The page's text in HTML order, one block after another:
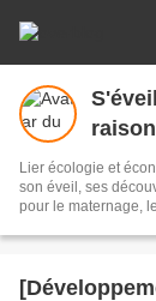
Lier écologie et
son éveil, ses
pour le maternage,
réflexions